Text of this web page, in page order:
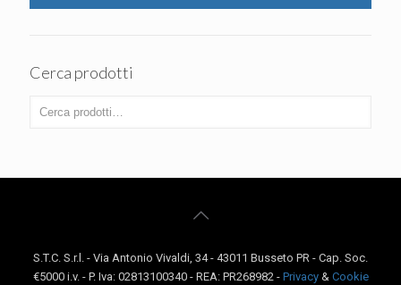
Cerca prodotti
S.T.C. S.r.l. - Via Antonio Vivaldi, 34 - 43011 Busseto PR - Cap. Soc.
€5000 i.v. - P. Iva: 02813100340 - REA: PR268982 - Privacy& Cookie